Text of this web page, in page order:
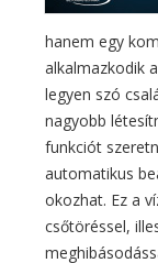
hanem egy
alkalmazkodik
legyen szó
nagyobb
funkciót
automatikus
okozhat. Ez a
csőtöréssel,